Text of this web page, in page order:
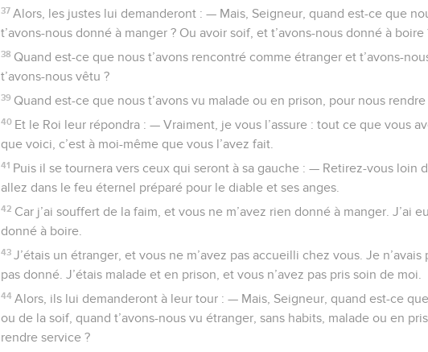
37 Alors, les justes lui demanderont : — Mais, Seigneur, quand est-ce que
t’avons-nous donné à manger ? Ou avoir soif, et t’avons-nous donné à boire
38 Quand est-ce que nous t’avons rencontré comme étranger et t’avons-
t’avons-nous vêtu ?
39 Quand est-ce que nous t’avons vu malade ou en prison, pour nous
40 Et le Roi leur répondra : — Vraiment, je vous l’assure : tout ce que vous
que voici, c’est à moi-même que vous l’avez fait.
41 Puis il se tournera vers ceux qui seront à sa gauche : — Retirez-vous loin
allez dans le feu éternel préparé pour le diable et ses anges.
42 Car j’ai souffert de la faim, et vous ne m’avez rien donné à manger. J’ai
donné à boire.
43 J’étais un étranger, et vous ne m’avez pas accueilli chez vous. Je n’avais
pas donné. J’étais malade et en prison, et vous n’avez pas pris soin de moi.
44 Alors, ils lui demanderont à leur tour : — Mais, Seigneur, quand est-ce
ou de la soif, quand t’avons-nous vu étranger, sans habits, malade ou en
rendre service ?